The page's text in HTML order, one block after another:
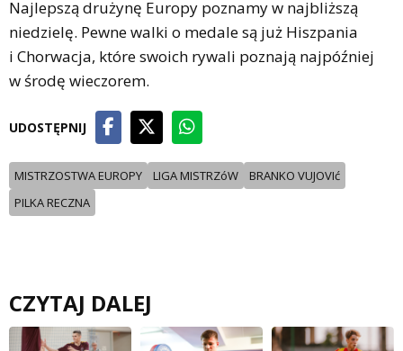
Najlepszą drużynę Europy poznamy w najbliższą
niedzielę. Pewne walki o medale są już Hiszpania
i Chorwacja, które swoich rywali poznają najpóźniej
w środę wieczorem.
UDOSTĘPNIJ
MISTRZOSTWA EUROPY LIGA MISTRZóW
BRANKO VUJOVIć
PILKA RECZNA
CZYTAJ DALEJ